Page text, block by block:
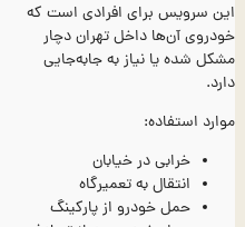
این سرویس برای افرادی است که
خودروی آن‌ها داخل تهران دچار
مشکل شده یا نیاز به جابه‌جایی
دارد.
موارد استفاده:
خرابی در خیابان
انتقال به تعمیرگاه
حمل خودرو از پارکینگ